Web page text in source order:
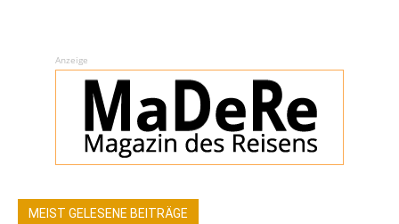
Anzeige
MEIST GELESENE BEITRÄGE